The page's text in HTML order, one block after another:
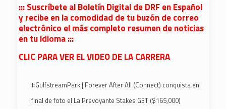
::: Suscríbete al Boletín Digital de DRF en Español
y recibe en la comodidad de tu buzón de correo
electrónico el más completo resumen de noticias
en tu idioma :::
CLIC PARA VER EL VIDEO DE LA CARRERA
#GulfstreamPark | Forever After All (Connect) conquista en
final de foto el La Prevoyante Stakes G3T ($165,000)